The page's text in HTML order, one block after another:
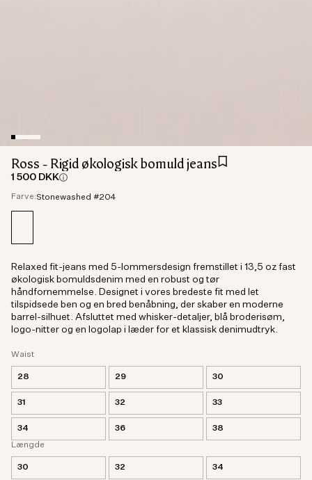
Ross - Rigid økologisk bomuld jeans
1 500 DKK
Farve:Stonewashed #204
Waist
28 29 30
31 32 33
34 36
38
Længde
30 32 34
Relaxed fit-jeans med 5-lommersdesign fremstillet i 13,5 oz fast
økologisk bomuldsdenim med en robust og tør
håndfornemmelse. Designet i vores bredeste fit med let
tilspidsede ben og en bred benåbning, der skaber en moderne
barrel-silhuet. Afsluttet med whisker-detaljer, blå broderisøm,
logo-nitter og en logolap i læder for et klassisk denimudtryk.